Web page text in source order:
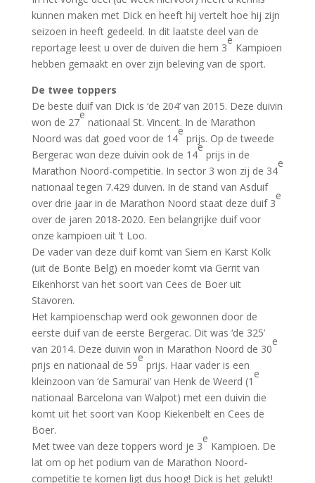
kunnen maken met Dick en heeft hij vertelt hoe hij zijn
seizoen in heeft gedeeld. In dit laatste deel van de
reportage leest u over de duiven die hem 3
e
Kampioen
hebben gemaakt en over zijn beleving van de sport.
De twee toppers
De beste duif van Dick is ‘de 204’ van 2015. Deze duivin
won de 27
e
nationaal St. Vincent. In de Marathon
Noord was dat goed voor de 14
e
prijs. Op de tweede
Bergerac won deze duivin ook de 14
e
prijs in de
Marathon Noord-competitie. In sector 3 won zij de 34
e
nationaal tegen 7.429 duiven. In de stand van Asduif
over drie jaar in de Marathon Noord staat deze duif 3
e
over de jaren 2018-2020. Een belangrijke duif voor
onze kampioen uit ’t Loo.
De vader van deze duif komt van Siem en Karst Kolk
(uit de Bonte Belg) en moeder komt via Gerrit van
Eikenhorst van het soort van Cees de Boer uit
Stavoren.
Het kampioenschap werd ook gewonnen door de
eerste duif van de eerste Bergerac. Dit was ‘de 325’
van 2014. Deze duivin won in Marathon Noord de 30
e
prijs en nationaal de 59
e
prijs. Haar vader is een
kleinzoon van ‘de Samurai’ van Henk de Weerd (1
e
nationaal Barcelona van Walpot) met een duivin die
komt uit het soort van Koop Kiekenbelt en Cees de
Boer.
Met twee van deze toppers word je 3
e
Kampioen. De
lat om op het podium van de Marathon Noord-
competitie te komen ligt dus hoog! Dick is het gelukt!